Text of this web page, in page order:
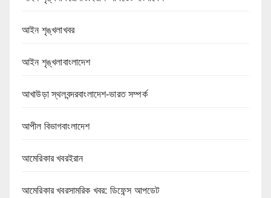
আইন শৃঙ্খলাখবর
আইন শৃঙ্খলাবাংলাদেশ
আখাউড়া স্থলবন্দরবাংলাদেশ-ভারত সম্পর্ক
আপীল বিভাগবাংলাদেশ
আমেরিকার খবরইরান
আমেরিকার খবরসামরিক খবর: ডিফেন্স আপডেট